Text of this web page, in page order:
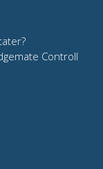
Controll